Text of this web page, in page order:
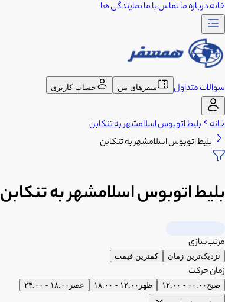
خانهدرباره ماتماس با مانمایندگی ها
سوالات متداول سفرهای من حساب کاربری
خانه بلیط اتوبوس اسلامشهر به تنکابن
بلیط اتوبوس اسلامشهر به تنکابن
بلیط اتوبوس اسلامشهر به تنکابن
مرتب‌سازی
نزدیک‌ترین زمان کمترین قیمت
زمان حرکت
صبح ۰۰:۰۰ - ۱۲:۰۰ ظهر ۱۲:۰۰ - ۱۸:۰۰ عصر ۱۸:۰۰ - ۲۴:۰۰